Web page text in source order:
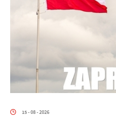
15 - 08 - 2026